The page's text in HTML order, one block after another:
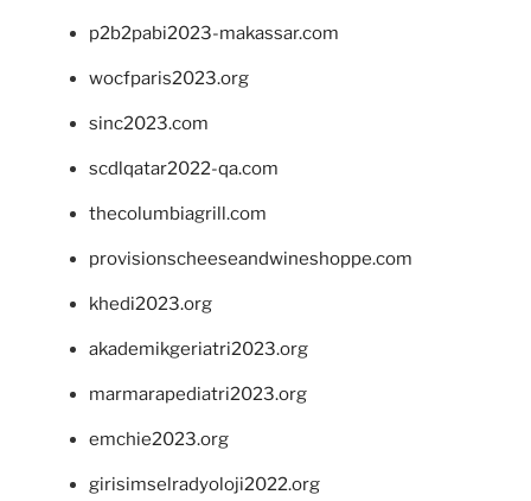
p2b2pabi2023-makassar.com
wocfparis2023.org
sinc2023.com
scdlqatar2022-qa.com
thecolumbiagrill.com
provisionscheeseandwineshoppe.com
khedi2023.org
akademikgeriatri2023.org
marmarapediatri2023.org
emchie2023.org
girisimselradyoloji2022.org